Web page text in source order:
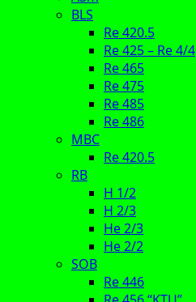
BLS
Re 420.5
Re 425 – Re 4/4
Re 465
Re 475
Re 485
Re 486
MBC
Re 420.5
RB
H 1/2
H 2/3
He 2/3
He 2/2
SOB
Re 446